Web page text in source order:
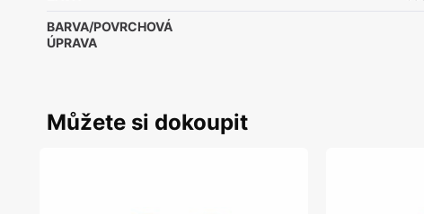
BARVA/POVRCHOVÁ
ÚPRAVA
Můžete si dokoupit